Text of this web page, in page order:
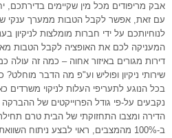
אבק מריפודים מכל מין שקיימים בדירתכם,
עם זאת, אפשר לקבל הטבות ממערך ענקי של
לנוחיותכם על ידי חברות מומלצות לניקיון
המעניקה לכם את האופציה לקבל הטבות
דירות מגורים באיזור אחוה – כמה זה
שירותי ניקיון ופוליש וע"פ מה הדבר
בכל הנוגע לתעריפי העלות לניקוי משרדים
נקבעים על-פי גודל הפרוייקטים של
הדירה ומצבו התחזוקתי של הבית טרם תחילת
ב-100% מהמצבים, ראוי לבצע ניתוח